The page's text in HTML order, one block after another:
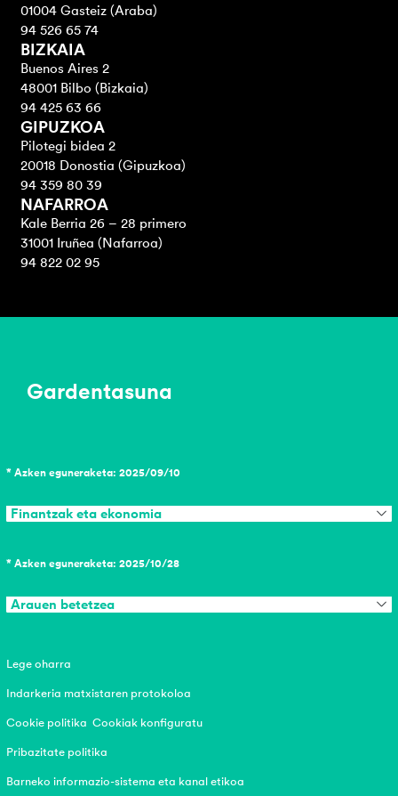
01004 Gasteiz (Araba)
94 526 65 74
BIZKAIA
Buenos Aires 2
48001 Bilbo (Bizkaia)
94 425 63 66
GIPUZKOA
Pilotegi bidea 2
20018 Donostia (Gipuzkoa)
94 359 80 39
NAFARROA
Kale Berria 26 – 28 primero
31001 Iruñea (Nafarroa)
94 822 02 95
Gardentasuna
* Azken eguneraketa: 2025/09/10
Finantzak eta ekonomia
* Azken eguneraketa: 2025/10/28
Arauen betetzea
Lege oharra
Indarkeria matxistaren protokoloa
Cookie politika Cookiak konfiguratu
Pribazitate politika
Barneko informazio-sistema eta kanal etikoa